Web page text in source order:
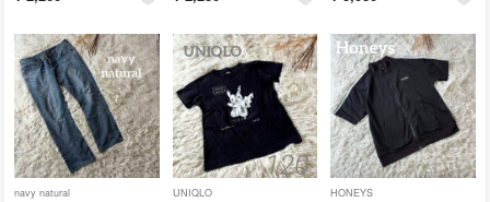
navy natural UNIQLO HONEYS